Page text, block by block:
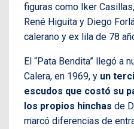
figuras como Iker
René Higuita y Diego
calerano y ex lila de 78
El “Pata Bendita” llegó a
Calera, en 1969, y un
escudos que costó su
los propios hinchas de
marcó diferencias de